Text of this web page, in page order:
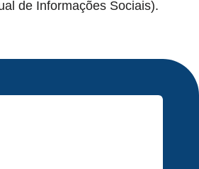
de Informações Sociais).